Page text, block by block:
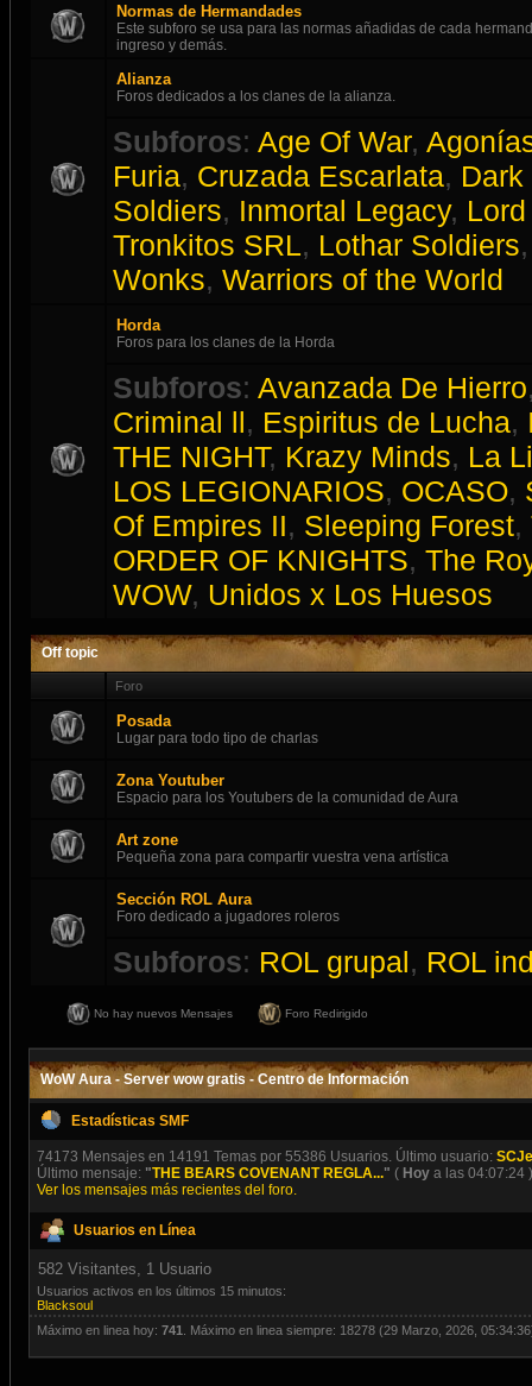
Normas de Hermandades
Este subforo se usa para las normas añadidas de cada
ingreso y demás.
Alianza
Foros dedicados a los clanes de la alianza.
Subforos: Age Of War,
Furia, Cruzada Escarlata,
Soldiers, Inmortal Legacy,
Tronkitos SRL, Lothar Soldiers
Wonks, Warriors of the World
Horda
Foros para los clanes de la Horda
Subforos: Avanzada De Hierro
Criminal ll, Espiritus de Lucha,
THE NIGHT, Krazy Minds, La
LOS LEGIONARIOS, OCASO,
Of Empires II, Sleeping Forest,
ORDER OF KNIGHTS, The
WOW, Unidos x Los Huesos
Off topic
Foro
Posada
Lugar para todo tipo de charlas
Zona Youtuber
Espacio para los Youtubers de la comunidad de Aura
Art zone
Pequeña zona para compartir vuestra vena artística
Sección ROL Aura
Foro dedicado a jugadores roleros
Subforos: ROL grupal, ROL
No hay nuevos Mensajes Foro Redirigido
WoW Aura - Server wow gratis - Centro de Información
Estadísticas SMF
74173 Mensajes en 14191 Temas por 55386 Usuarios. Último usuario:
Último mensaje: "THE BEARS COVENANT REGLA..." ( Hoy a las 04:07:24 )
Ver los mensajes más recientes del foro.
Usuarios en Línea
582 Visitantes, 1 Usuario
Usuarios activos en los últimos 15 minutos:
Blacksoul
Máximo en linea hoy: 741 . Máximo en linea siempre: 18278 (29 Marzo, 2026,